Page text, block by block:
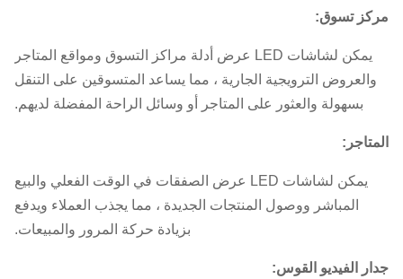
مركز تسوق:
يمكن لشاشات LED عرض أدلة مراكز التسوق ومواقع المتاجر
والعروض الترويجية الجارية ، مما يساعد المتسوقين على التنقل
بسهولة والعثور على المتاجر أو وسائل الراحة المفضلة لديهم.
المتاجر:
يمكن لشاشات LED عرض الصفقات في الوقت الفعلي والبيع
المباشر ووصول المنتجات الجديدة ، مما يجذب العملاء ويدفع
بزيادة حركة المرور والمبيعات.
جدار الفيديو القوس: